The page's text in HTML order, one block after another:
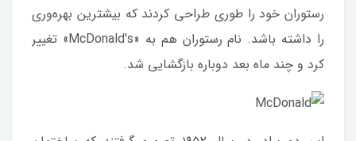
رستوران خود را طوری طراحی کردند که بیشترین بهره‌وری
را داشته باشد. نام رستوران هم به «McDonald's» تغییر
کرد و چند ماه بعد دوباره بازگشایی شد.